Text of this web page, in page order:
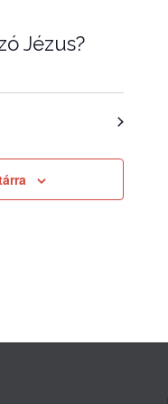
Jézus?